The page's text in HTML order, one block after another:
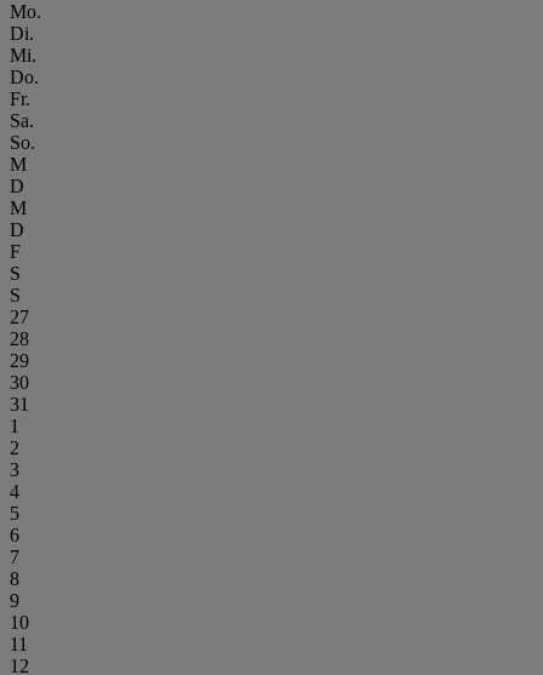
Mo.
Di.
Mi.
Do.
Fr.
Sa.
So.
M
D
M
D
F
S
S
27
28
29
30
31
1
2
3
4
5
6
7
8
9
10
11
12